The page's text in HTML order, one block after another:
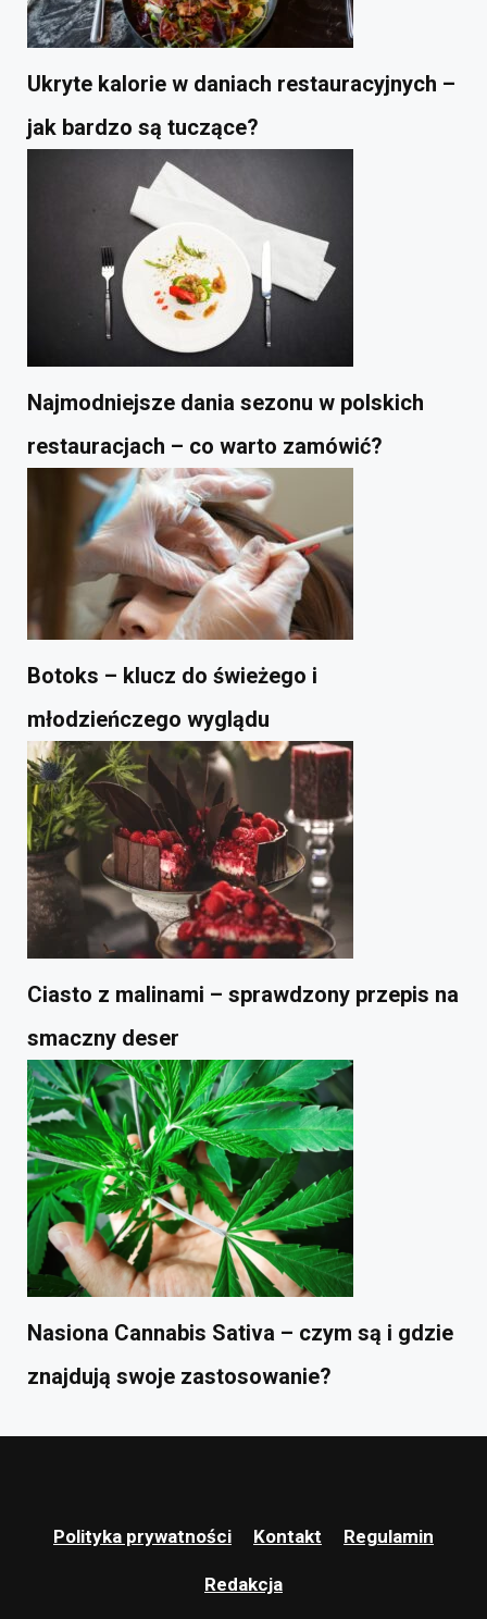
Ukryte kalorie w daniach restauracyjnych –
jak bardzo są tuczące?
Najmodniejsze dania sezonu w polskich
restauracjach – co warto zamówić?
Botoks – klucz do świeżego i
młodzieńczego wyglądu
Ciasto z malinami – sprawdzony przepis na
smaczny deser
Nasiona Cannabis Sativa – czym są i gdzie
znajdują swoje zastosowanie?
Polityka prywatności Kontakt Regulamin
Redakcja